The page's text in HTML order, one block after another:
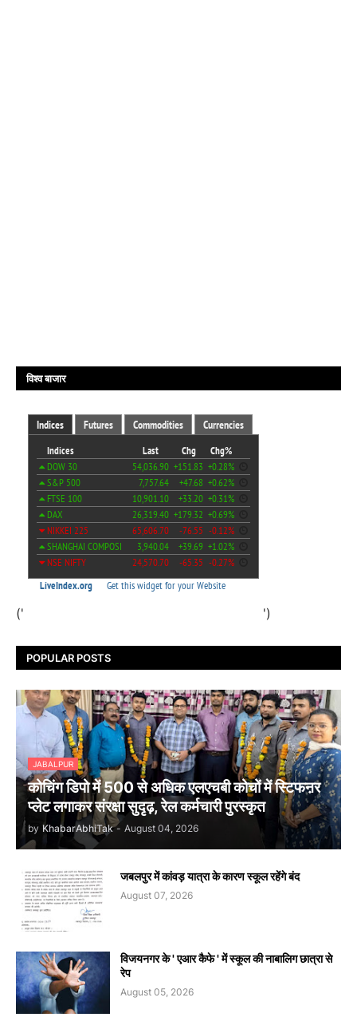
विश्व बाजार
(' ')
POPULAR POSTS
JABALPUR
कोचिंग डिपो में 500 से अधिक एलएचबी कोचों में स्टिफऩर
प्लेट लगाकर संरक्षा सुदृढ़, रेल कर्मचारी पुरस्कृत
by KhabarAbhiTak - August 04, 2026
जबलपुर में कांवड़ यात्रा के कारण स्कूल रहेंगे बंद
August 07, 2026
विजयनगर के ' एआर कैफे ' में स्कूल की नाबालिग छात्रा से
रेप
August 05, 2026